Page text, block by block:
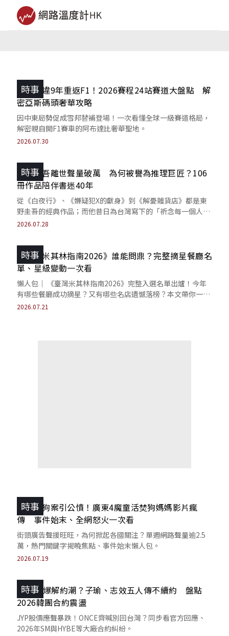
時事
雪邦睽違9年重返F1！2026賽程24站賽道大盤點 解
密亞斯碼頭奢華攻略
因中東局勢促成雪邦替補登場！一次看懂全球一級賽道格局，
解密親自開F1賽車的阿布達比奢華聖地。
2026.07.30
時事
東野圭吾離世聲量破萬 為何被譽為推理巨匠？106
冊作品陪伴書迷40年
從《白夜行》、《嫌疑犯X的獻身》到《解憂雜貨店》都是東
野圭吾的經典作品；而他昔日為台灣寫下的「祈念每一個人都
能得到幸福」，如今也成了最溫柔的告別。
2026.07.28
時事
《臺灣米其林指南2026》誰能問鼎？完整摘星餐廳名
單、星級變動一次看
懶人包｜ 《臺灣米其林指南2026》完整入選名單出爐！今年
有哪些餐廳成功摘星？又有哪些名店遺憾落榜？本文帶你一次
看懂最新星級版圖變化。
2026.07.21
時事
揭陽虐狗案引公憤！廣東4魔童活焚狗媽媽影片瘋
傳 事件始末、全網怒火一次看
街頭廣告聲援旺旺，為何掀起各國關注？單週網路聲量逾2.5
萬，熱門關鍵字揭曉焦點、事件始末懶人包。
2026.07.19
時事
TWICE爆解約潮？子瑜、志效五人傳不續約 盤點
2026韓團合約震盪
JYP股價應聲暴跌！ONCE齊喊別回台灣？同步看官方回應、
2026年SM與HYBE等大廠合約糾紛。